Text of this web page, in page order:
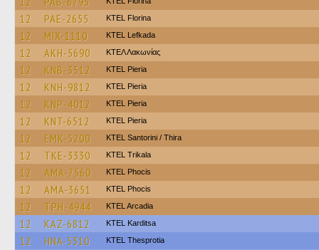
12 PAE-2655 KTEL Florina
12 MIX-1110 KTEL Lefkada
12 AKH-5690 ΚΤΕΛ Λακωνίας
12 KNB-3512 KTEL Pieria
12 KNH-9812 KTEL Pieria
12 KNP-4012 KTEL Pieria
12 KNT-6512 KTEL Pieria
12 EMK-5200 KTEL Santorini / Thira
12 TKE-3330 ΚΤΕL Τrikala
12 AMA-7560 ΚΤΕL Phocis
12 AMA-3651 ΚΤΕL Phocis
12 TPH-4944 KTEL Arcadia
12 KAZ-6812 ΚΤΕL Karditsa
12 HNA-5310 KTEL Thesprotia